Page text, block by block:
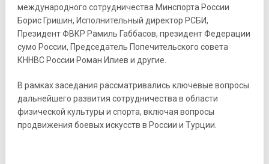
международного сотрудничества Минспорта России
Борис Гришин, Исполнительный директор РСБИ,
Президент ФВКР Рамиль Габбасов, президент Федерации
сумо России, Председатель Попечительского совета
КННВС России Роман Илиев и другие.
В рамках заседания рассматривались ключевые вопросы
дальнейшего развития сотрудничества в области
физической культуры и спорта, включая вопросы
продвижения боевых искусств в России и Турции.